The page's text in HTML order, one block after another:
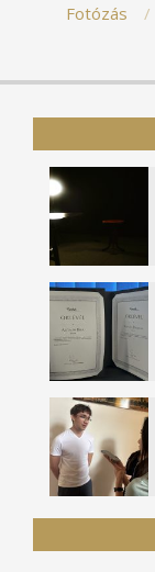
Fotózás